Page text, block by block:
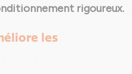
rigoureux.
les